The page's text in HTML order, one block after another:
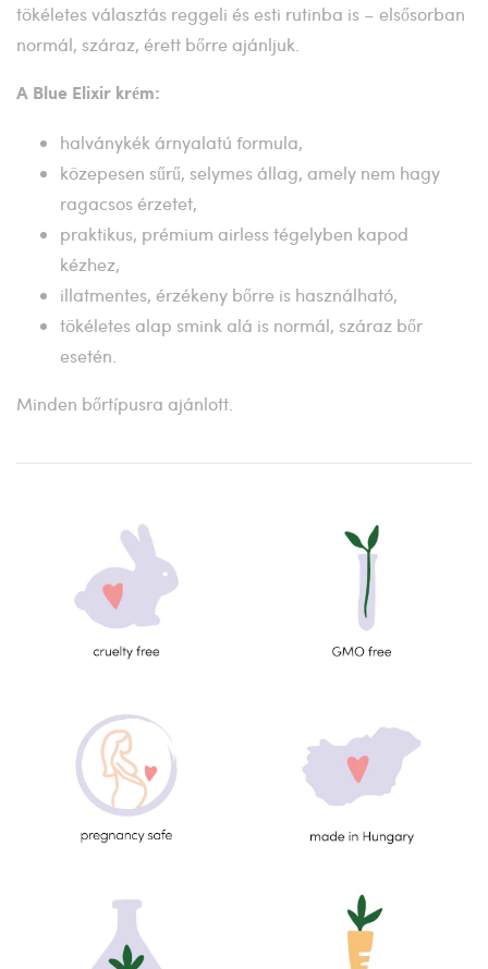
tökéletes választás reggeli és esti rutinba is – elsősorban
normál, száraz, érett bőrre ajánljuk.
A Blue Elixir krém:
halványkék árnyalatú formula,
közepesen sűrű, selymes állag, amely nem hagy
ragacsos érzetet,
praktikus, prémium airless tégelyben kapod
kézhez,
illatmentes, érzékeny bőrre is használható,
tökéletes alap smink alá is normál, száraz bőr
esetén.
Minden bőrtípusra ajánlott.